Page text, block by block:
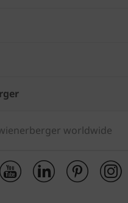
worldwide